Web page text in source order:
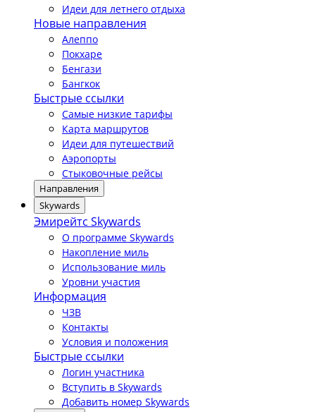
Идеи для летнего отдыха
Новые направления
Алеппо
Покхаре
Бенгази
Бангкок
Быстрые ссылки
Самые низкие тарифы
Карта маршрутов
Идеи для путешествий
Аэропорты
Стыковочные рейсы
Направления
Skywards
Эмирейтс Skywards
О программе Skywards
Накопление миль
Использование миль
Уровни участия
Информация
ЧЗВ
Контакты
Условия и положения
Быстрые ссылки
Логин участника
Вступить в Skywards
Добавить номер Skywards